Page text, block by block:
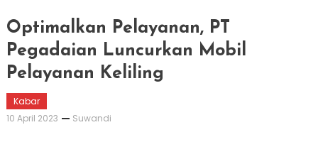
Optimalkan Pelayanan, PT
Pegadaian Luncurkan Mobil
Pelayanan Keliling
Kabar
10 April 2023
Suwandi